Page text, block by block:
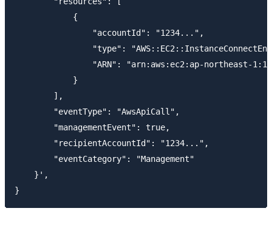
            {
                "accountId": "1234...",
"type":
"ARN": "arn:aws:ec2:ap-northeast-
            }
        ],
        "eventType": "AwsApiCall",
        "managementEvent": true,
        "recipientAccountId": "1234...",
        "eventCategory": "Management"
    }',